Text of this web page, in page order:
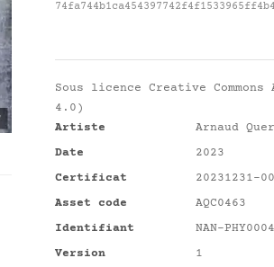
Sous licence Creative
4.0)
Artiste
Arnaud
Date
2023
Certificat
20231231-
Asset code
AQC0463
Identifiant
NAN-
Version
1